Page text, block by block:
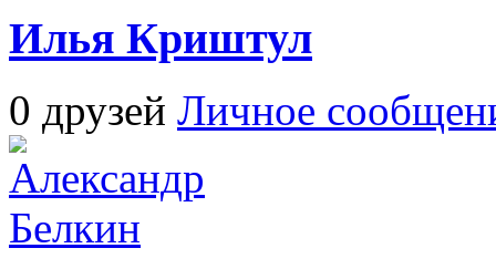
Илья Криштул
0 друзей Личное